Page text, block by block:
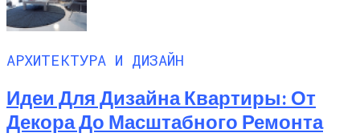
АРХИТЕКТУРА И ДИЗАЙН
Идеи Для Дизайна Квартиры: От
Декора До Масштабного Ремонта